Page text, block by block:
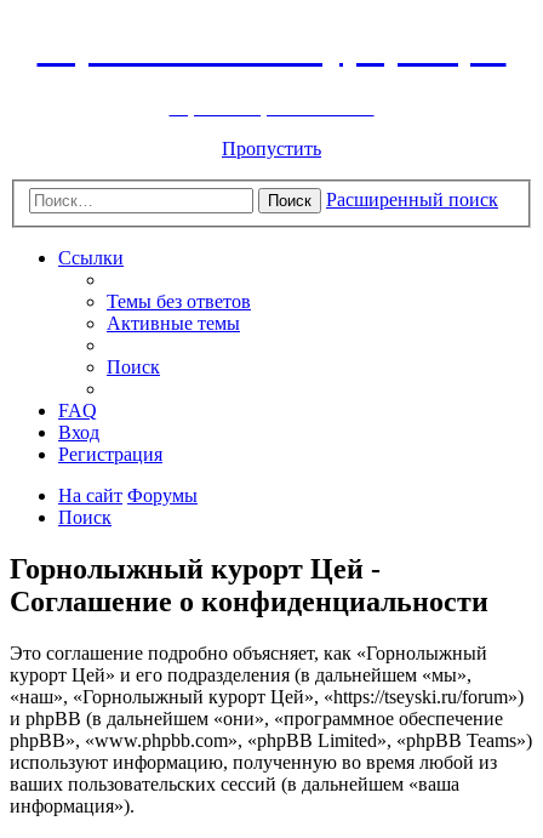
Пропустить
Поиск Расширенный поиск
Ссылки
Темы без ответов
Активные темы
Поиск
FAQ
Вход
Регистрация
На сайт Форумы
Поиск
Горнолыжный курорт Цей -
Соглашение о конфиденциальности
Это соглашение подробно объясняет, как «Горнолыжный
курорт Цей» и его подразделения (в дальнейшем «мы»,
«наш», «Горнолыжный курорт Цей», «https://tseyski.ru/forum»)
и phpBB (в дальнейшем «они», «программное обеспечение
phpBB», «www.phpbb.com», «phpBB Limited», «phpBB Teams»)
используют информацию, полученную во время любой из
ваших пользовательских сессий (в дальнейшем «ваша
информация»).